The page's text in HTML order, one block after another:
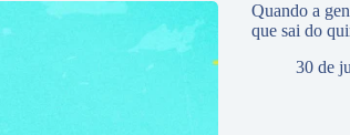
Quando a
que sai do
30 de